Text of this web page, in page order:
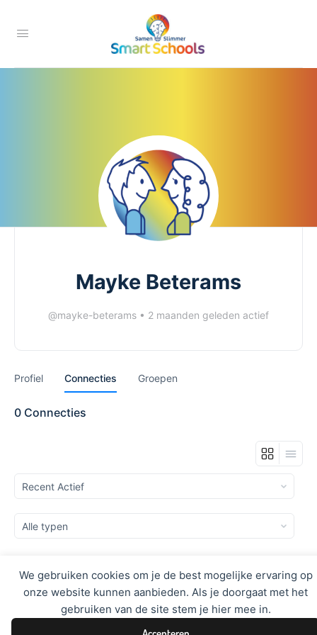
We gebruiken cookies om je de best mogelijke ervaring op
onze website kunnen aanbieden. Als je doorgaat met het
gebruiken van de site stem je hier mee in.
Mayke Beterams
@mayke-beterams • 2 maanden geleden actief
Profiel Connecties Groepen
0 Connecties
Weergeven:
Weergeven:
Sorry, geen leden gevonden.